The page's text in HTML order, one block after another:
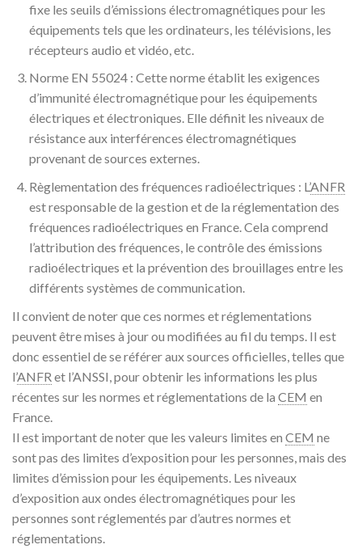
fixe les seuils d’émissions électromagnétiques pour les
équipements tels que les ordinateurs, les télévisions, les
récepteurs audio et vidéo, etc.
Norme EN 55024 : Cette norme établit les exigences
d’immunité électromagnétique pour les équipements
électriques et électroniques. Elle définit les niveaux de
résistance aux interférences électromagnétiques
provenant de sources externes.
Règlementation des fréquences radioélectriques : L’ANFR
est responsable de la gestion et de la réglementation des
fréquences radioélectriques en France. Cela comprend
l’attribution des fréquences, le contrôle des émissions
radioélectriques et la prévention des brouillages entre les
différents systèmes de communication.
Il convient de noter que ces normes et réglementations
peuvent être mises à jour ou modifiées au fil du temps. Il est
donc essentiel de se référer aux sources officielles, telles que
l’ANFR et l’ANSSI, pour obtenir les informations les plus
récentes sur les normes et réglementations de la CEM en
France.
Il est important de noter que les valeurs limites en CEM ne
sont pas des limites d’exposition pour les personnes, mais des
limites d’émission pour les équipements. Les niveaux
d’exposition aux ondes électromagnétiques pour les
personnes sont réglementés par d’autres normes et
réglementations.